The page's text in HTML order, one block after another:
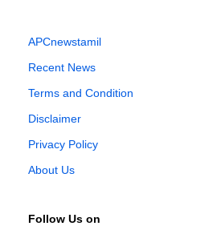
APCnewstamil
Recent News
Terms and Condition
Disclaimer
Privacy Policy
About Us
Follow Us on